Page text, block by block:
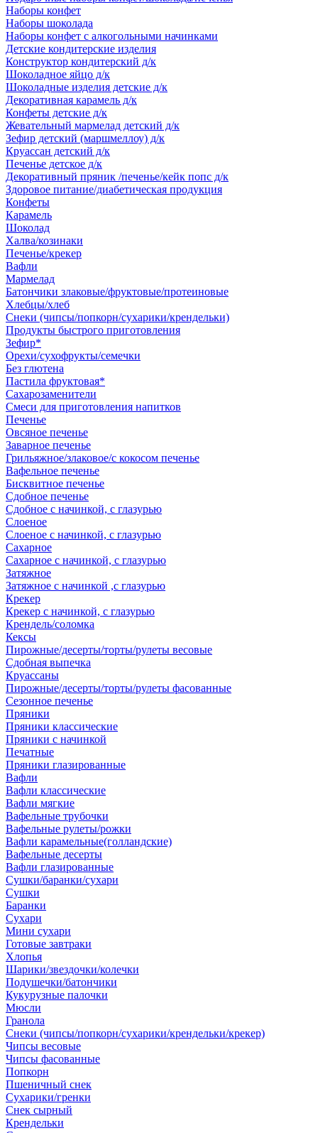
Наборы конфет
Наборы шоколада
Наборы конфет с алкогольными начинками
Детские кондитерские изделия
Конструктор кондитерский д/к
Шоколадное яйцо д/к
Шоколадные изделия детские д/к
Декоративная карамель д/к
Конфеты детские д/к
Жевательный мармелад детский д/к
Зефир детский (маршмеллоу) д/к
Круассан детский д/к
Печенье детское д/к
Декоративный пряник /печенье/кейк попс д/к
Здоровое питание/диабетическая продукция
Конфеты
Карамель
Шоколад
Халва/козинаки
Печенье/крекер
Вафли
Мармелад
Батончики злаковые/фруктовые/протеиновые
Хлебцы/хлеб
Снеки (чипсы/попкорн/сухарики/крендельки)
Продукты быстрого приготовления
Зефир*
Орехи/сухофрукты/семечки
Без глютена
Пастила фруктовая*
Сахарозаменители
Смеси для приготовления напитков
Печенье
Овсяное печенье
Заварное печенье
Грильяжное/злаковое/с кокосом печенье
Вафельное печенье
Бисквитное печенье
Сдобное печенье
Сдобное с начинкой, с глазурью
Слоеное
Слоеное с начинкой, с глазурью
Сахарное
Сахарное с начинкой, с глазурью
Затяжное
Затяжное с начинкой ,с глазурью
Крекер
Крекер с начинкой, с глазурью
Крендель/соломка
Кексы
Пирожные/десерты/торты/рулеты весовые
Сдобная выпечка
Круассаны
Пирожные/десерты/торты/рулеты фасованные
Сезонное печенье
Пряники
Пряники классические
Пряники с начинкой
Печатные
Пряники глазированные
Вафли
Вафли классические
Вафли мягкие
Вафельные трубочки
Вафельные рулеты/рожки
Вафли карамельные(голландские)
Вафельные десерты
Вафли глазированные
Сушки/баранки/сухари
Сушки
Баранки
Сухари
Мини сухари
Готовые завтраки
Хлопья
Шарики/звездочки/колечки
Подушечки/батончики
Кукурузные палочки
Мюсли
Гранола
Снеки (чипсы/попкорн/сухарики/крендельки/крекер)
Чипсы весовые
Чипсы фасованные
Попкорн
Пшеничный снек
Сухарики/гренки
Снек сырный
Крендельки